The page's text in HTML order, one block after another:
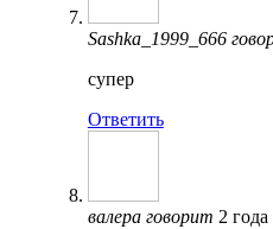
Sashka_1999_666
супер
Ответить
валера говорит 2 года